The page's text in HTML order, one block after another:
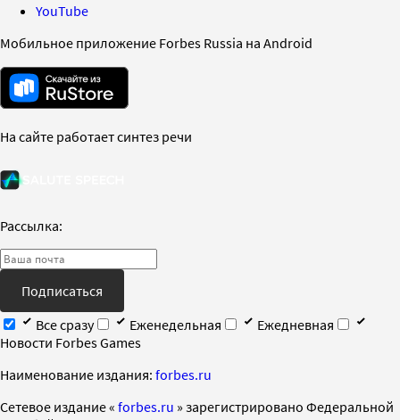
YouTube
Мобильное приложение Forbes Russia на Android
На сайте работает синтез речи
Рассылка:
Подписаться
Все сразу
Еженедельная
Ежедневная
Новости Forbes Games
Наименование издания: forbes.ru
Cетевое издание « forbes.ru » зарегистрировано Федеральной